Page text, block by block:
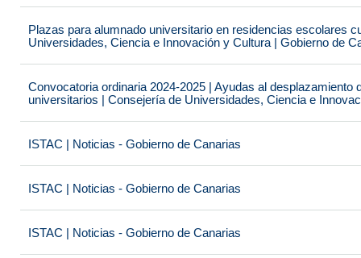
Plazas para alumnado universitario en residencias escolares
Universidades, Ciencia e Innovación y Cultura | Gobierno de
Convocatoria ordinaria 2024-2025 | Ayudas al desplazamiento
universitarios | Consejería de Universidades, Ciencia e
ISTAC | Noticias - Gobierno de Canarias
ISTAC | Noticias - Gobierno de Canarias
ISTAC | Noticias - Gobierno de Canarias